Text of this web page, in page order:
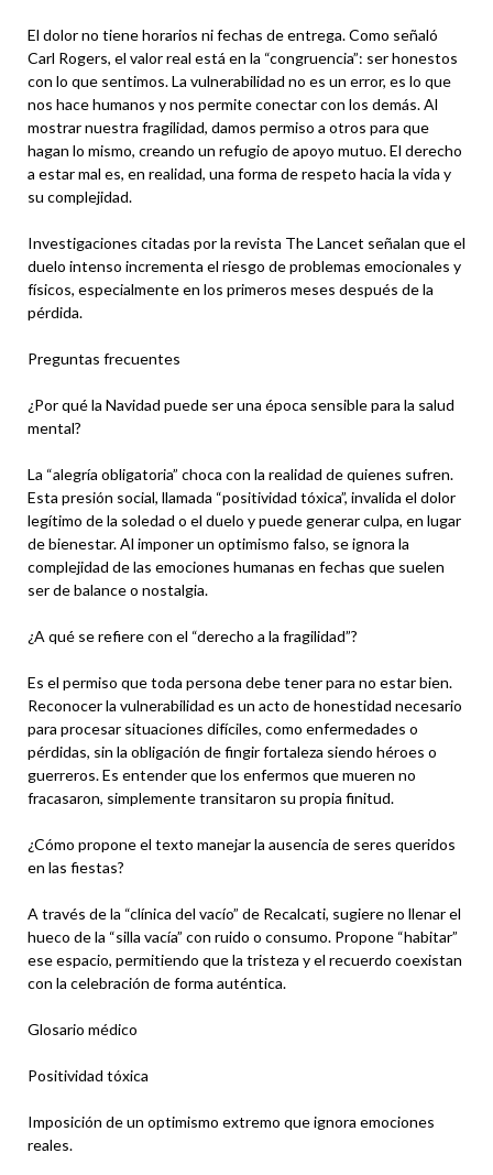
El dolor no tiene horarios ni fechas de entrega. Como señaló
Carl Rogers, el valor real está en la “congruencia”: ser honestos
con lo que sentimos. La vulnerabilidad no es un error, es lo que
nos hace humanos y nos permite conectar con los demás. Al
mostrar nuestra fragilidad, damos permiso a otros para que
hagan lo mismo, creando un refugio de apoyo mutuo. El derecho
a estar mal es, en realidad, una forma de respeto hacia la vida y
su complejidad.
Investigaciones citadas por la revista The Lancet señalan que el
duelo intenso incrementa el riesgo de problemas emocionales y
físicos, especialmente en los primeros meses después de la
pérdida.
Preguntas frecuentes
¿Por qué la Navidad puede ser una época sensible para la salud
mental?
La “alegría obligatoria” choca con la realidad de quienes sufren.
Esta presión social, llamada “positividad tóxica”, invalida el dolor
legítimo de la soledad o el duelo y puede generar culpa, en lugar
de bienestar. Al imponer un optimismo falso, se ignora la
complejidad de las emociones humanas en fechas que suelen
ser de balance o nostalgia.
¿A qué se refiere con el “derecho a la fragilidad”?
Es el permiso que toda persona debe tener para no estar bien.
Reconocer la vulnerabilidad es un acto de honestidad necesario
para procesar situaciones difíciles, como enfermedades o
pérdidas, sin la obligación de fingir fortaleza siendo héroes o
guerreros. Es entender que los enfermos que mueren no
fracasaron, simplemente transitaron su propia finitud.
¿Cómo propone el texto manejar la ausencia de seres queridos
en las fiestas?
A través de la “clínica del vacío” de Recalcati, sugiere no llenar el
hueco de la “silla vacía” con ruido o consumo. Propone “habitar”
ese espacio, permitiendo que la tristeza y el recuerdo coexistan
con la celebración de forma auténtica.
Glosario médico
Positividad tóxica
Imposición de un optimismo extremo que ignora emociones
reales.